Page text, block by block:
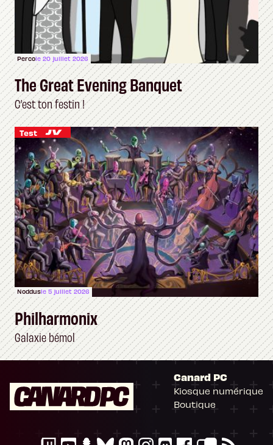
Percole 20 juillet 2026
The Great Evening Banquet
C’est ton festin !
Test
Noddusle 5 juillet 2026
Philharmonix
Galaxie bémol
Canard PC
Kiosque numérique
Boutique